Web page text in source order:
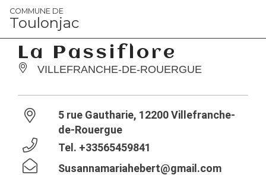
Panneau de gestion des cookies
COMMUNE DE
Toulonjac
La Passiflore
VILLEFRANCHE-DE-ROUERGUE
5 rue Gautharie, 12200 Villefranche-
de-Rouergue
Tel. +33565459841
Susannamariahebert@gmail.com